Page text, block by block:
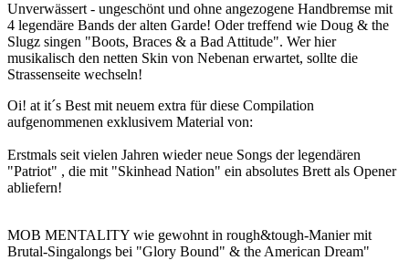
Unverwässert - ungeschönt und ohne angezogene Handbremse mit
4 legendäre Bands der alten Garde! Oder treffend wie Doug & the
Slugz singen "Boots, Braces & a Bad Attitude". Wer hier
musikalisch den netten Skin von Nebenan erwartet, sollte die
Strassenseite wechseln!
Oi! at it´s Best mit neuem extra für diese Compilation
aufgenommenen exklusivem Material von:
Erstmals seit vielen Jahren wieder neue Songs der legendären
"Patriot" , die mit "Skinhead Nation" ein absolutes Brett als Opener
abliefern!
MOB MENTALITY wie gewohnt in rough&tough-Manier mit
Brutal-Singalongs bei "Glory Bound" & the American Dream"